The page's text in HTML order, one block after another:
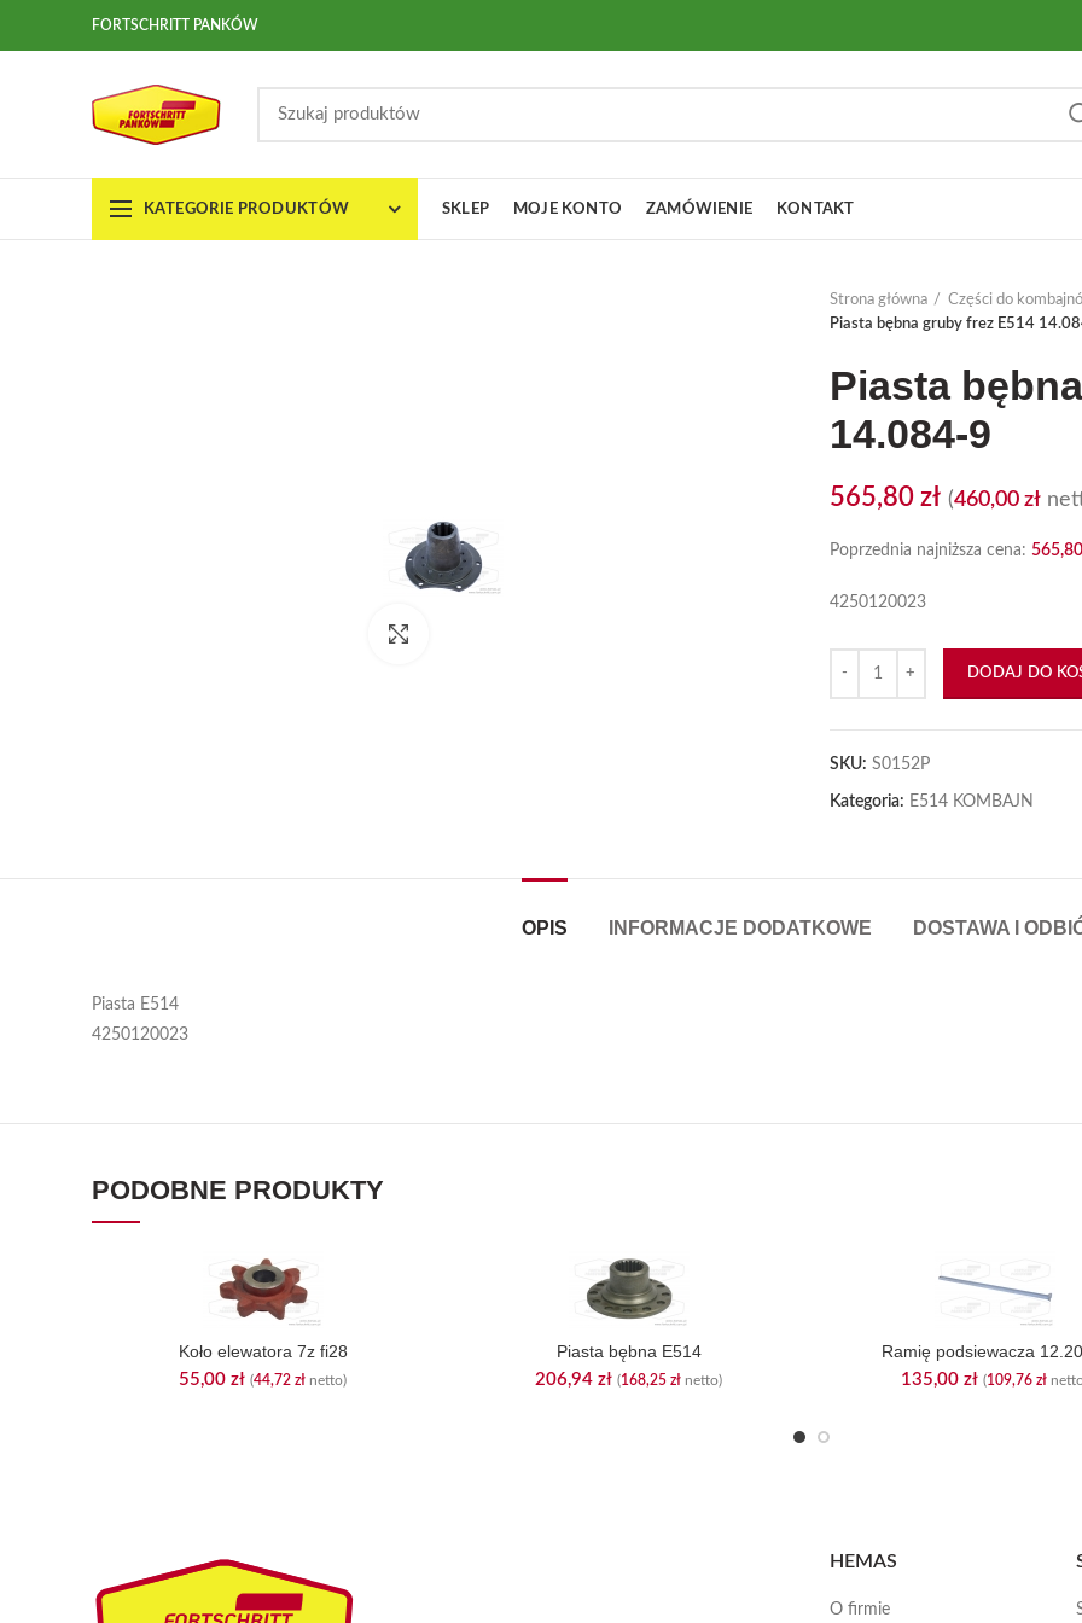
FORTSCHRITT PANKÓW
KATEGORIE PRODUKTÓW SKLEP MOJE KONTO ZAMÓWIENIE KONTAKT
Strona główna Części do
Piasta bębna gruby frez E514
Piasta
14.084-9
565,80 zł (460,00 zł
Poprzednia najniższa cena: 565,80
4250120023
DODAJ DO
SKU: S0152P
Kategoria: E514 KOMBAJN
OPIS INFORMACJE DODATKOWE DOSTAWA I
Piasta E514
4250120023
PODOBNE PRODUKTY
Koło elewatora 7z fi28
55,00 zł (44,72 zł netto)
Piasta bębna E514
206,94 zł (168,25 zł netto)
Ramię podsiewacza
135,00 zł (109,76 zł
HEMAS
O firmie